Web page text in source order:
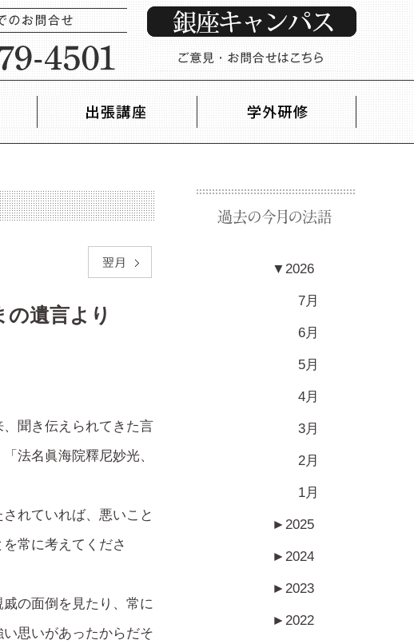
遺言より
聞き伝えられてきた言
法名眞海院釋尼妙光、
れていれば、悪いこと
常に考えてくださ
の面倒を見たり、常に
思いがあったからだそ
▼2026
7月
6月
5月
4月
3月
2月
1月
► 2025
► 2024
► 2023
► 2022